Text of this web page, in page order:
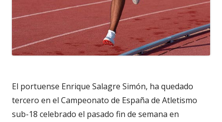
El portuense Enrique Salagre Simón, ha quedado
tercero en el Campeonato de España de Atletismo
sub-18 celebrado el pasado fin de semana en